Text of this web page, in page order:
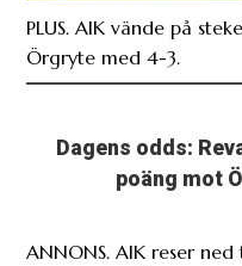
PLUS. AIK vände på
Örgryte med 4-3.
Dagens odds:
poäng mot
ANNONS. AIK reser